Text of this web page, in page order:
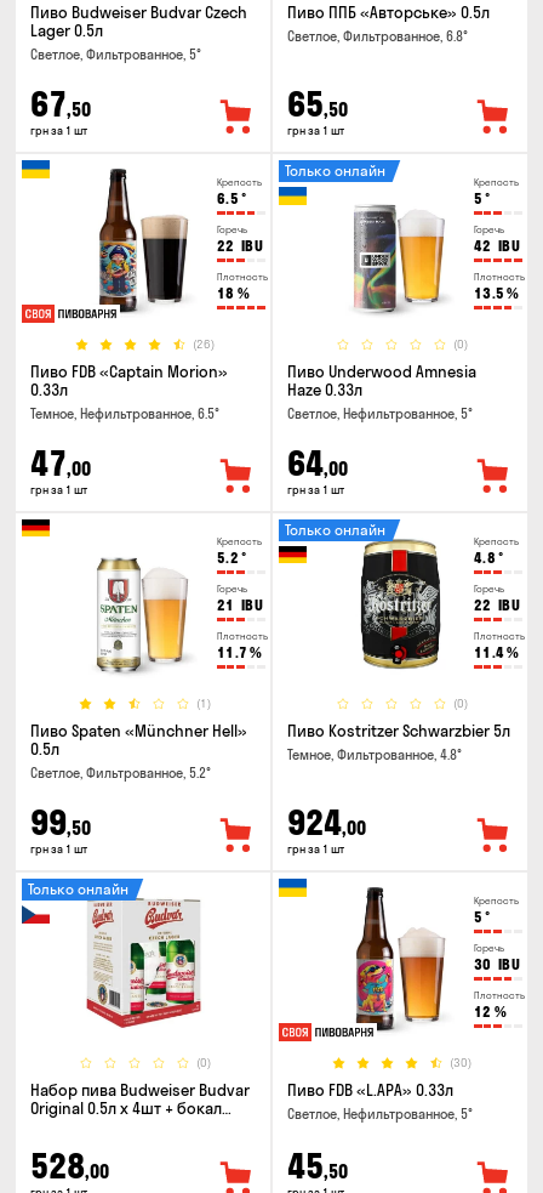
Пиво Budweiser Budvar Czech
Lager 0.5л
Светлое, Фильтрованное, 5°
67,50
грн за 1 шт
Пиво ППБ «Авторське» 0.5л
Светлое, Фильтрованное, 6.8°
65,50
грн за 1 шт
Крепость
6.5 °
Горечь
22 IBU
Плотность
18 %
(26)
Пиво FDB «Captain Morion»
0.33л
Темное, Нефильтрованное, 6.5°
47,00
грн за 1 шт
Крепость
5 °
Горечь
42 IBU
Плотность
13.5 %
(0)
Только онлайн
Пиво Underwood Amnesia
Haze 0.33л
Светлое, Нефильтрованное, 5°
64,00
грн за 1 шт
Крепость
5.2 °
Горечь
21 IBU
Плотность
11.7 %
(1)
Пиво Spaten «Münchner Hell»
0.5л
Светлое, Фильтрованное, 5.2°
99,50
грн за 1 шт
Крепость
4.8 °
Горечь
22 IBU
Плотность
11.4%
(0)
Только онлайн
Пиво Kostritzer Schwarzbier 5л
Темное, Фильтрованное, 4.8°
924,00
грн за 1 шт
(0)
Только онлайн
Набор пива Budweiser Budvar
Original 0.5л х 4шт + бокал
528,00
Крепость
5 °
Горечь
30 IBU
Плотность
12 %
(30)
Пиво FDB «L.APA» 0.33л
Светлое, Нефильтрованное, 5°
45,50